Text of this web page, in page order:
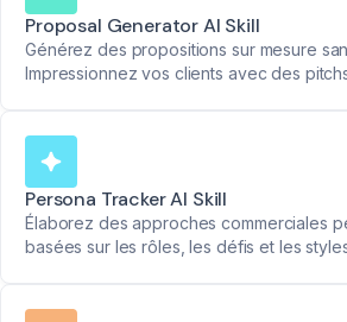
Proposal Generator AI Skill
Générez des propositions sur mesure
Impressionnez vos clients avec des
Persona Tracker AI Skill
Élaborez des approches commerciales
basées sur les rôles, les défis et les